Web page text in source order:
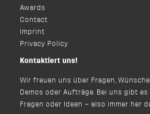
Awards
Contact
Imprint
Privacy Policy
Kontaktiert uns!
Wir freuen uns über Fragen,
Demos oder Aufträge. Bei uns gibt es
Fragen oder Ideen – also immer her